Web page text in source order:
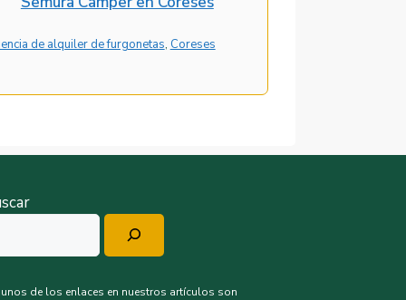
de alquiler de furgonetas, Coreses
de los enlaces en nuestros artículos son